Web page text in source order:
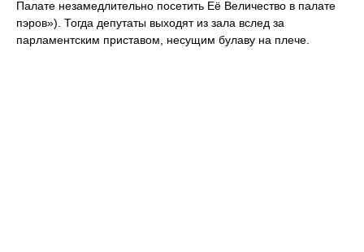
Палате незамедлительно посетить Её Величество в палате
пэров»). Тогда депутаты выходят из зала вслед за
парламентским приставом, несущим булаву на плече.